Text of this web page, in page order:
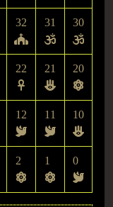
32 31 30
22 21 20
12 11 10
2 1 0